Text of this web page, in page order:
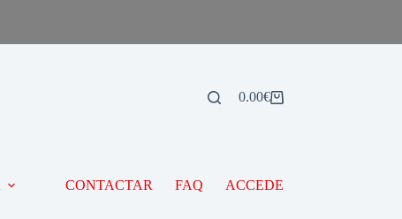
0.00€
CONTACTAR FAQ ACCEDE